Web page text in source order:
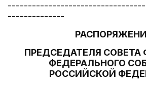
--------------
ПРЕДСЕДАТЕЛЯ СОВЕТА
ФЕДЕРАЛЬНОГО
РОССИЙСКОЙ